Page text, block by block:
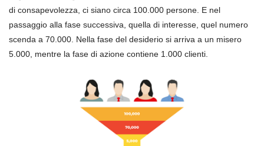
di consapevolezza, ci siano circa 100.000 persone. E nel
passaggio alla fase successiva, quella di interesse, quel numero
scenda a 70.000. Nella fase del desiderio si arriva a un misero
5.000, mentre la fase di azione contiene 1.000 clienti.